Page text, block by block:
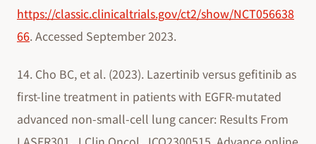
https://classic.clinicaltrials.gov/ct2/show/NCT056638
66. Accessed September 2023.
14. Cho BC, et al. (2023). Lazertinib versus gefitinib as
first-line treatment in patients with EGFR-mutated
advanced non-small-cell lung cancer: Results From